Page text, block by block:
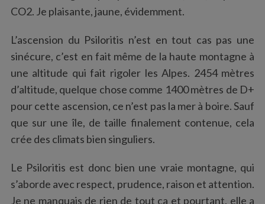
CO2. Je plaisante, jaune, évidemment.
L’ascension du Psiloritis n’est en tout cas pas une
sinécure, c’est en fait même de la haute montagne à
une altitude qui fait rigoler les Alpes. 2454 mètres
d’altitude, quelque chose comme 1400 mètres de D+
pour cette ascension, ce n’est pas la mer à boire. Sauf
que sur une île, de taille finalement contenue, cela
crée des climats bien singuliers.
Le Psiloritis est donc bien une vraie montagne, qui
s’aborde avec respect, prudence, raison et attention.
Je ne manquais de rien de tout ça et pourtant, elle a